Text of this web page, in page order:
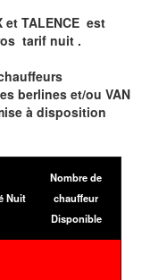
et TALENCE est
tarif nuit .
berlines et/ou VAN
à disposition
Nuit
Nombre de
chauffeur
Disponible